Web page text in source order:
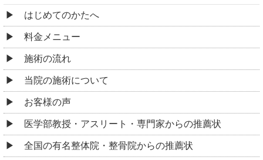
はじめてのかたへ
料金メニュー
施術の流れ
当院の施術について
お客様の声
医学部教授・アスリート・専門家からの推薦状
全国の有名整体院・整骨院からの推薦状